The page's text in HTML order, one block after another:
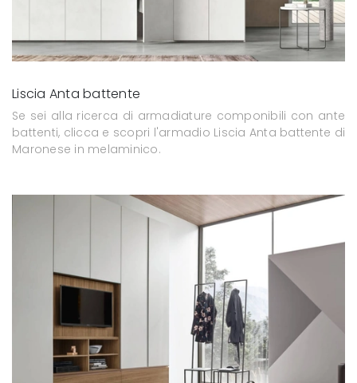
Liscia Anta battente
Se sei alla ricerca di armadiature componibili con ante
battenti, clicca e scopri l'armadio Liscia Anta battente di
Maronese in melaminico.